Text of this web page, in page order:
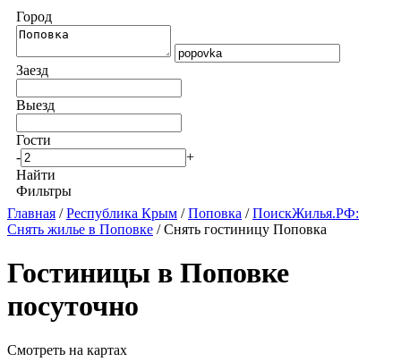
Город
Заезд
Выезд
Гости
-
+
Найти
Фильтры
Главная /Республика Крым /Поповка /ПоискЖилья.РФ:
Снять жилье в Поповке / Снять гостиницу Поповка
Гостиницы в Поповке
посуточно
Смотреть на картах